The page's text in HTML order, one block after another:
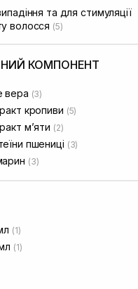
та для стимуляції
волосся (5)
КОМПОНЕНТ
вера (3)
кропиви (5)
м’яти (2)
пшениці (3)
(3)
(1)
(1)